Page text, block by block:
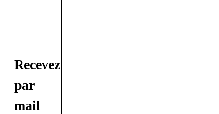
Recevez
par
mail